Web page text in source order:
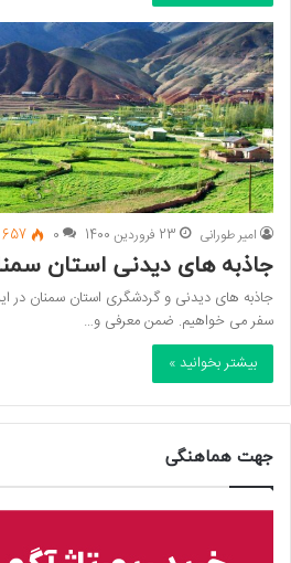
امیر طورانی 23 فروردین 1400 0
657
جاذبه های دیدنی استان
جاذبه های دیدنی و گردشگری استان سمنان در
سفر می خواهیم. ضمن معرفی و…
بیشتر بخوانید »
جهت هماهنگی